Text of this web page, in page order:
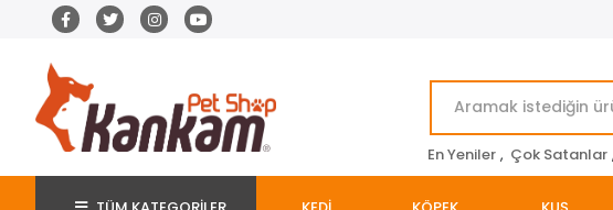
En Yeniler , Çok Satanlar ,